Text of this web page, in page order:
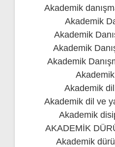
Akademik
Akademik
Akademik
Akademik
Akademik
Akademik
Akademik dil ve
Akademik
AKADEMİK
Akademik